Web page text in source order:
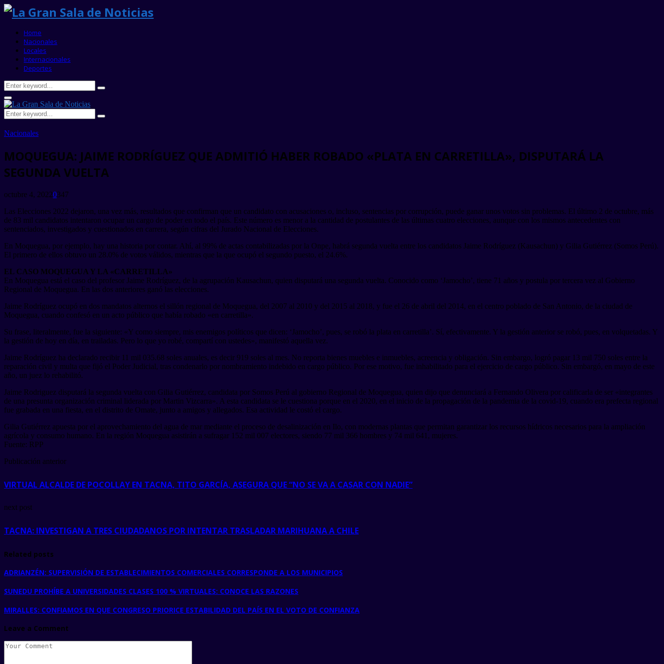
Home
Nacionales
Locales
Internacionales
Deportes
Search
for:
Search
Primary
Menu
Search
for:
Search
Nacionales
MOQUEGUA: JAIME RODRÍGUEZ QUE ADMITIÓ HABER ROBADO «PLATA EN CARRETILLA», DISPUTARÁ LA
SEGUNDA VUELTA
octubre 4, 20220347
Las Elecciones 2022 dejaron, una vez más, resultados que confirman que un candidato con acusaciones o, incluso, sentencias por corrupción, puede ganar unos votos sin problemas. El último 2 de octubre, más
de 83 mil candidatos intentaron ocupar un cargo de poder en todo el país. Este número es menor a la cantidad de postulantes de las últimas cuatro elecciones, aunque con los mismos antecedentes con
sentenciados, investigados y cuestionados en carrera, según cifras del Jurado Nacional de Elecciones.
En Moquegua, por ejemplo, hay una historia por contar. Ahí, al 99% de actas contabilizadas por la Onpe, habrá segunda vuelta entre los candidatos Jaime Rodríguez (Kausachun) y Gilia Gutiérrez (Somos Perú).
El primero de ellos obtuvo un 28.0% de votos válidos, mientras que la que ocupó el segundo puesto, el 24.6%.
EL CASO MOQUEGUA Y LA «CARRETILLA»
En Moquegua está el caso del profesor Jaime Rodríguez, de la agrupación Kausachun, quien disputará una segunda vuelta. Conocido como ‘Jamocho’, tiene 71 años y postula por tercera vez al Gobierno
Regional de Moquegua. En las dos anteriores ganó las elecciones.
Jaime Rodríguez ocupó en dos mandatos alternos el sillón regional de Moquegua, del 2007 al 2010 y del 2015 al 2018, y fue el 26 de abril del 2014, en el centro poblado de San Antonio, de la ciudad de
Moquegua, cuando confesó en un acto público que había robado «en carretilla».
Su frase, literalmente, fue la siguiente: «Y como siempre, mis enemigos políticos que dicen: ‘Jamocho’, pues, se robó la plata en carretilla’. Sí, efectivamente. Y la gestión anterior se robó, pues, en volquetadas. Y
la gestión de hoy en día, en trailadas. Pero lo que yo robé, compartí con ustedes», manifestó aquella vez.
Jaime Rodríguez ha declarado recibir 11 mil 035.68 soles anuales, es decir 919 soles al mes. No reporta bienes muebles e inmuebles, acreencia y obligación. Sin embargo, logró pagar 13 mil 750 soles entre la
reparación civil y multa que fijó el Poder Judicial, tras condenarlo por nombramiento indebido en cargo público. Por ese motivo, fue inhabilitado para el ejercicio de cargo público. Sin embargó, en mayo de este
año, un juez lo rehabilitó.
Jaime Rodriguez disputará la segunda vuelta con Gilia Gutiérrez, candidata por Somos Perú al gobierno Regional de Moquegua, quien dijo que denunciará a Fernando Olivera por calificarla de ser «integrantes
de una presunta organización criminal liderada por Martin Vizcarra». A esta candidata se le cuestiona porque en el 2020, en el inicio de la propagación de la pandemia de la covid-19, cuando era prefecta regional
fue grabada en una fiesta, en el distrito de Omate, junto a amigos y allegados. Esa actividad le costó el cargo.
Gilia Gutiérrez apuesta por el aprovechamiento del agua de mar mediante el proceso de desalinización en Ilo, con modernas plantas que permitan garantizar los recursos hídricos necesarios para la ampliación
agrícola y consumo humano. En la región Moquegua asistirán a sufragar 152 mil 007 electores, siendo 77 mil 366 hombres y 74 mil 641, mujeres.
Fuente: RPP
Publicación anterior
VIRTUAL ALCALDE DE POCOLLAY EN TACNA, TITO GARCÍA, ASEGURA QUE “NO SE VA A CASAR CON NADIE”
next post
TACNA: INVESTIGAN A TRES CIUDADANOS POR INTENTAR TRASLADAR MARIHUANA A CHILE
Related posts
ADRIANZÉN: SUPERVISIÓN DE ESTABLECIMIENTOS COMERCIALES CORRESPONDE A LOS MUNICIPIOS
SUNEDU PROHÍBE A UNIVERSIDADES CLASES 100 % VIRTUALES: CONOCE LAS RAZONES
MIRALLES: CONFIAMOS EN QUE CONGRESO PRIORICE ESTABILIDAD DEL PAÍS EN EL VOTO DE CONFIANZA
Leave a Comment